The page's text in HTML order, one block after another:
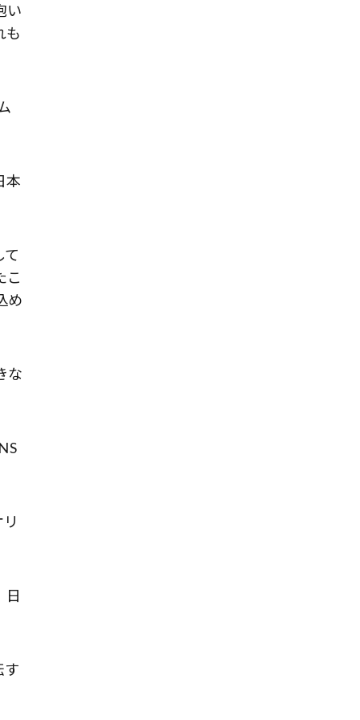
い
も
本
て
こ
め
な
日
す